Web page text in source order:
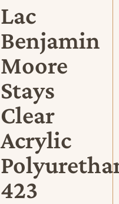
Lac
Benjamin
Moore
Stays
Clear
Acrylic
423